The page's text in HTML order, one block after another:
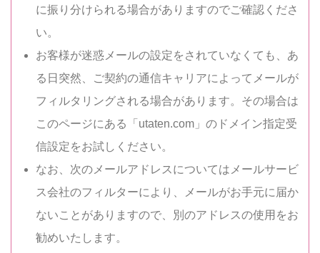
に振り分けられる場合がありますのでご確認くださ
い。
お客様が迷惑メールの設定をされていなくても、あ
る日突然、ご契約の通信キャリアによってメールが
フィルタリングされる場合があります。その場合は
このページにある「utaten.com」のドメイン指定受
信設定をお試しください。
なお、次のメールアドレスについてはメールサービ
ス会社のフィルターにより、メールがお手元に届か
ないことがありますので、別のアドレスの使用をお
勧めいたします。